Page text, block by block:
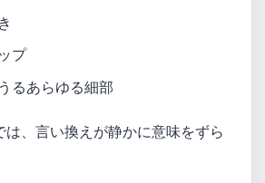
プ
るあらゆる細部
は、言い換えが静かに意味をずら